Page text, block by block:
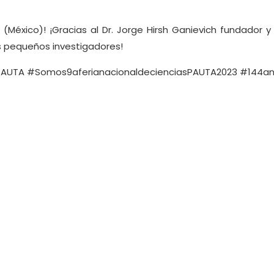
¡Gracias al Dr. Jorge Hirsh Ganievich fundador
pequeños investigadores!
#Somos9aferianacionaldecienciasPAUTA2023